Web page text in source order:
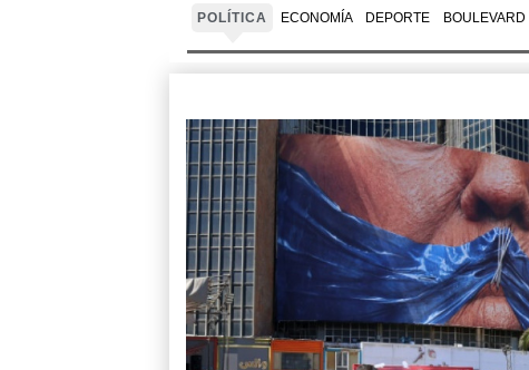
POLÍTICA ECONOMÍA DEPORTE BOULEVARD